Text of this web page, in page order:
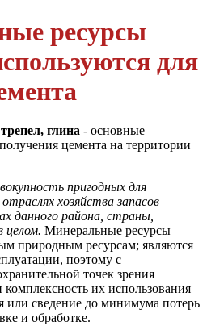
ресурсы
для
глина - основные
цемента на территории
пригодных для
хозяйства запасов
дан­ного района, страны,
целом.Минеральные ресур­сы
природным ресурсам; являются
поэтому с
точек зрения
их использова­ния
или сведение до минимума потерь
и обработке.